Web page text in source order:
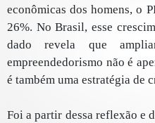
econômicas dos homens, o
26%. No Brasil, esse
dado revela que
empreendedorismo não é
é também uma estratégia de
Foi a partir dessa reflexão e